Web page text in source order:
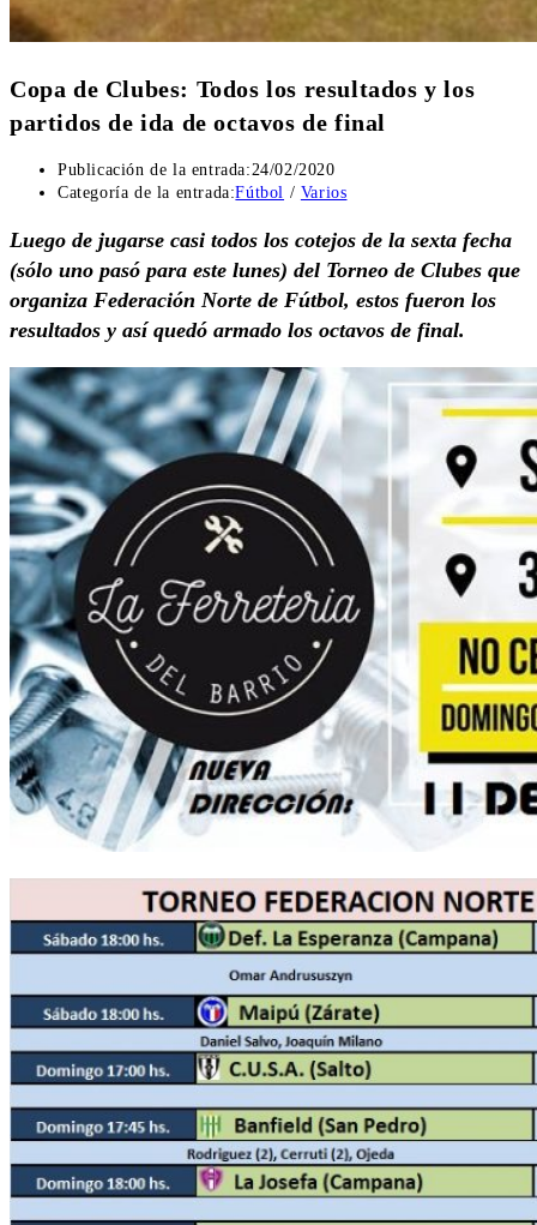
Copa de Clubes: Todos los resultados y los
partidos de ida de octavos de final
Publicación de la entrada:24/02/2020
Categoría de la entrada:Fútbol / Varios
Luego de jugarse casi todos los cotejos de la sexta fecha
(sólo uno pasó para este lunes) del Torneo de Clubes que
organiza Federación Norte de Fútbol, estos fueron los
resultados y así quedó armado los octavos de final.